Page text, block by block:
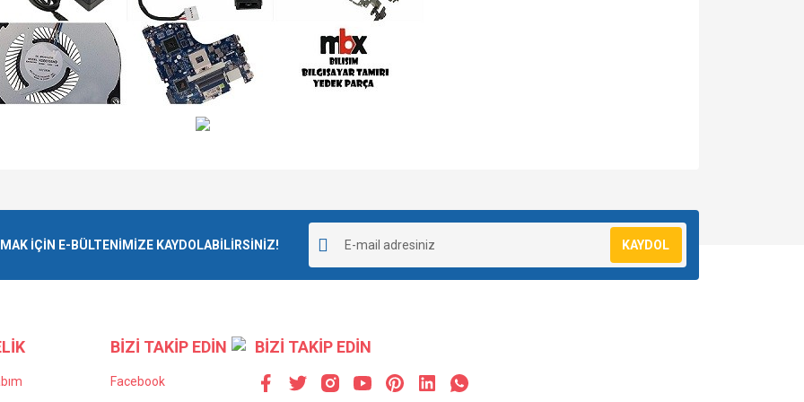
İÇİN E-BÜLTENİMİZE KAYDOLABİLİRSİNİZ! KAYDOL
BİZİ TAKİP EDİN
Facebook
BİZİ TAKİP EDİN